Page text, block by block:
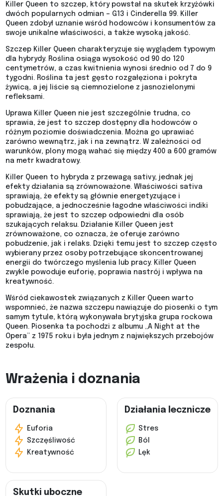
Killer Queen to szczep, który powstał na skutek krzyżówki
dwóch popularnych odmian – G13 i Cinderella 99. Killer
Queen zdobył uznanie wśród hodowców i konsumentów za
swoje unikalne właściwości, a także wysoką jakość.
Szczep Killer Queen charakteryzuje się wyglądem typowym
dla hybrydy. Roślina osiąga wysokość od 90 do 120
centymetrów, a czas kwitnienia wynosi średnio od 7 do 9
tygodni. Roślina ta jest gęsto rozgałęziona i pokryta
żywicą, a jej liście są ciemnozielone z jasnozielonymi
refleksami.
Uprawa Killer Queen nie jest szczególnie trudna, co
sprawia, że jest to szczep dostępny dla hodowców o
różnym poziomie doświadczenia. Można go uprawiać
zarówno wewnątrz, jak i na zewnątrz. W zależności od
warunków, plony mogą wahać się między 400 a 600 gramów
na metr kwadratowy.
Killer Queen to hybryda z przewagą sativy, jednak jej
efekty działania są zrównoważone. Właściwości sativa
sprawiają, że efekty są głównie energetyzujące i
pobudzające, a jednocześnie łagodne właściwości indiki
sprawiają, że jest to szczep odpowiedni dla osób
szukających relaksu. Działanie Killer Queen jest
zrównoważone, co oznacza, że oferuje zarówno
pobudzenie, jak i relaks. Dzięki temu jest to szczep często
wybierany przez osoby potrzebujące skoncentrowanej
energii do twórczego myślenia lub pracy. Killer Queen
zwykle powoduje euforię, poprawia nastrój i wpływa na
kreatywność.
Wśród ciekawostek związanych z Killer Queen warto
wspomnieć, że nazwa szczepu nawiązuje do piosenki o tym
samym tytule, którą wykonywała brytyjska grupa rockowa
Queen. Piosenka ta pochodzi z albumu „A Night at the
Opera” z 1975 roku i była jednym z największych przebojów
zespołu.
Wrażenia i doznania
Doznania
Euforia
Szczęśliwość
Kreatywność
Działania lecznicze
Stres
Ból
Lęk
Skutki uboczne